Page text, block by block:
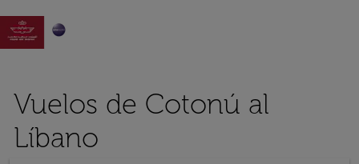

Vuelos de Cotonú al
Líbano